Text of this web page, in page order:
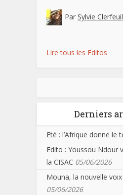
Par Sylvie
Lire tous les Editos
Derniers
Eté : l’Afrique donne le
Edito : Youssou Ndour
la CISAC 05/06/2026
Mouna, la nouvelle voix
05/06/2026